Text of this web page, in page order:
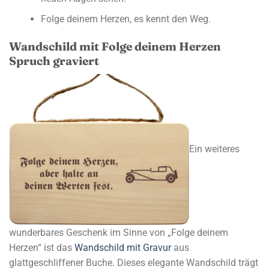
Folge deinem Herzen, es kennt den Weg.
Wandschild mit Folge deinem Herzen
Spruch graviert
Ein weiteres
wunderbares Geschenk im Sinne von „Folge deinem
Herzen“ ist das Wandschild mit Gravuraus
glattgeschliffener Buche. Dieses elegante Wandschild trägt